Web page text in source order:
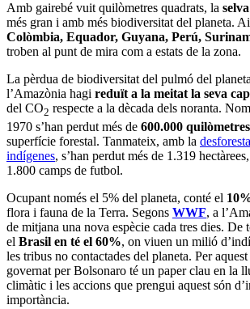
Amb gairebé vuit quilòmetres quadrats, la
més gran i amb més biodiversitat del planeta.
Colòmbia, Equador, Guyana, Perú,
troben al punt de mira com a estats de la zona.
La pèrdua de biodiversitat del pulmó del
l’Amazònia hagi reduït a la meitat la seva
del CO2 respecte a la dècada dels noranta.
1970 s’han perdut més de 600.000
superfície forestal. Tanmateix, amb la
indígenes, s’han perdut més de 1.319
1.800 camps de futbol.
Ocupant només el 5% del planeta, conté el
flora i fauna de la Terra. Segons WWF, a
de mitjana una nova espècie cada tres dies. De
el Brasil en té el 60%, on viuen un milió
les tribus no contactades del planeta. Per
governat per Bolsonaro té un paper clau en la
climàtic i les accions que prengui aquest són
importància.